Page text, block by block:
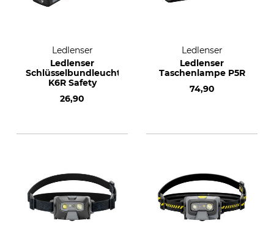
Ledlenser
Ledlenser
Schlüsselbundleuchte
K6R Safety
26,90
Ledlenser
Ledlenser
Taschenlampe P5R
74,90